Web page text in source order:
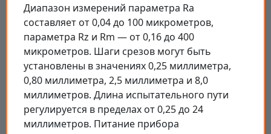
Диапазон измерений параметра Ra
составляет от 0,04 до 100 микрометров,
параметра Rz и Rm — от 0,16 до 400
микрометров. Шаги срезов могут быть
установлены в значениях 0,25 миллиметра,
0,80 миллиметра, 2,5 миллиметра и 8,0
миллиметров. Длина испытательного пути
регулируется в пределах от 0,25 до 24
миллиметров. Питание прибора